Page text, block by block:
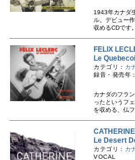
1943年カナダ
ル。デビュー
収めるCDです
FELIX
Le
カテゴリ： カ
録音・発売
カナダのフラ
ったというフ
を収める、仏
Le Desert
カテゴリ： カ
VOCAL